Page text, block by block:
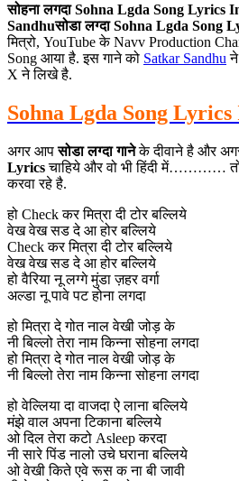
सोहना लगदा Sohna Lgda Song Lyrics
Sandhuसोडा लग्दा Sohna Lgda Song
मित्रो, YouTube के Navv Production
Song आया है. इस गाने को Satkar Sandhu ने
X ने लिखे है.
Sohna Lgda Song
अगर आपसोडा लग्दा गानेके दीवाने है और
Lyricsचाहिये और वो भी हिंदी में…………
करवा रहे है.
हो Check कर मित्रा दी टोर बल्लिये
वेख वेख सड दे आ होर बल्लिये
Check कर मित्रा दी टोर बल्लिये
वेख वेख सड दे आ होर बल्लिये
हो वैरिया नू लग्गे मुंडा ज़हर वर्गा
अल्डा नू पावे पट होना लगदा
हो मित्रा दे गोत नाल वेखी जोड़ के
नी बिल्लो तेरा नाम किन्ना सोहना लगदा
हो मित्रा दे गोत नाल वेखी जोड़ के
नी बिल्लो तेरा नाम किन्ना सोहना लगदा
हो वेल्लिया दा वाजदा ऐ लाना बल्लिये
मंझे वाल अपना टिकाना बल्लिये
ओ दिल तेरा कटो Asleep करदा
नी सारे पिंड नालो उचे घराना बल्लिये
ओ वेखी किते एवे रूस क ना बी जावी